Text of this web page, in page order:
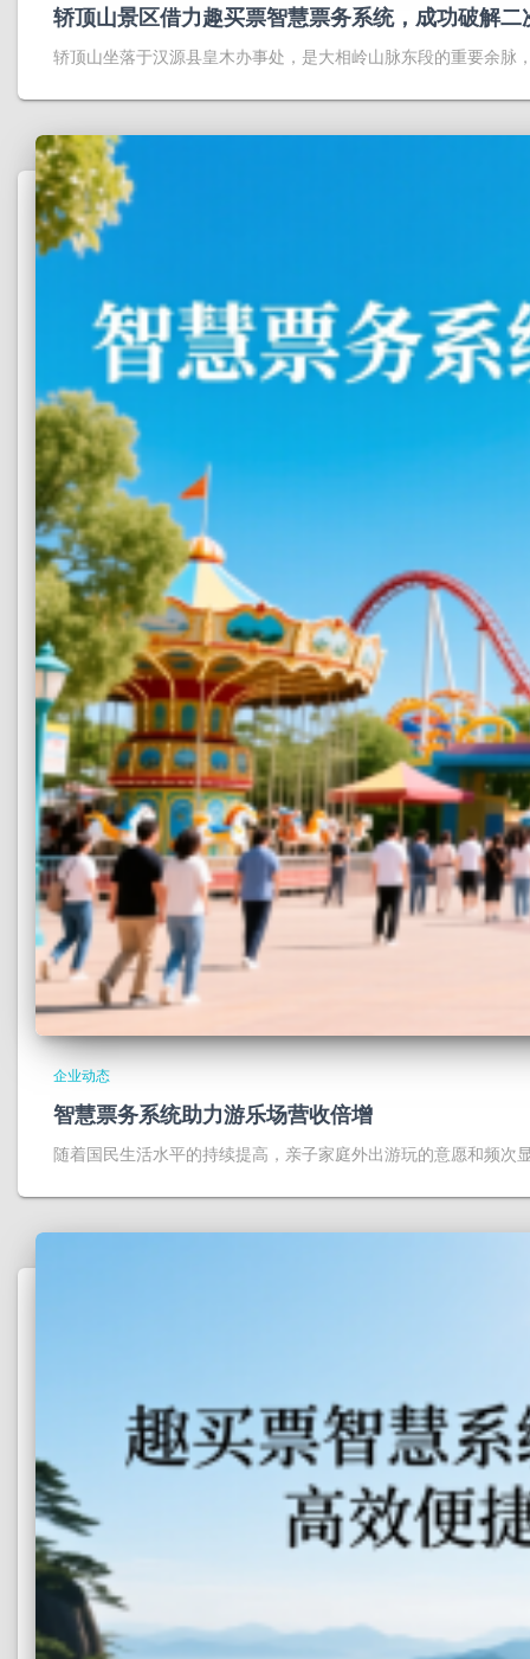
轿顶山景区借力趣买票智慧票务系统，成功破解
轿顶山坐落于汉源县皇木办事处，是大相岭山脉东段的重要余脉
企业动态
智慧票务系统助力游乐场营收倍增
随着国民生活水平的持续提高，亲子家庭外出游玩的意愿和频次